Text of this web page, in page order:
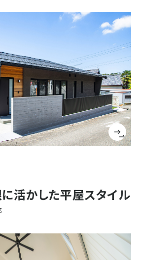
活かした平屋スタイル